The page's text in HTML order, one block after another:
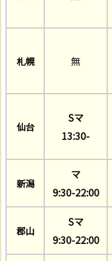
札幌 無
仙台
Sマ
13:30-
新潟
マ
9:30-22:00
郡山
Sマ
9:30-22:00